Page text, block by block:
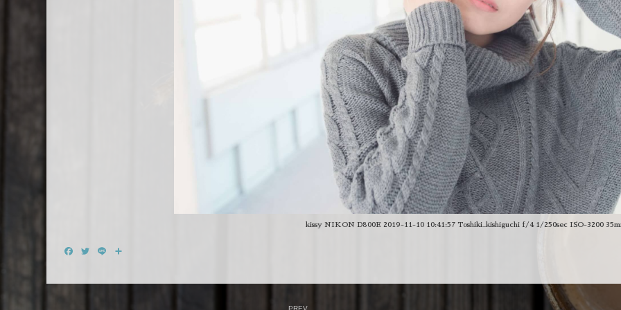
kissy NIKON D800E 2019-11-10 10:41:57 Toshiki_kishiguchi f/4 1/250sec ISO-3200
Facebook
Twitter
Line
PREV